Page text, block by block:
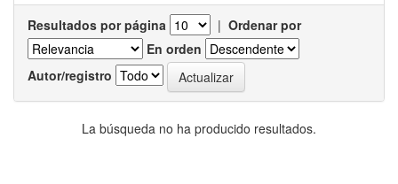
Resultados por página | Ordenar por
En orden
Autor/registro
La búsqueda no ha producido resultados.